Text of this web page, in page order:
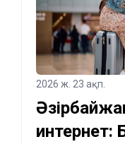
2026 ж. 23 ақп.
интернет: